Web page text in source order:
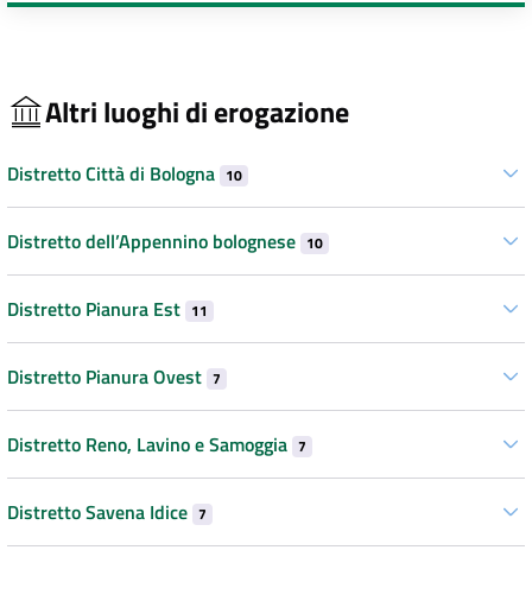
Altri luoghi di erogazione
Distretto Città di Bologna 10
Distretto dell’Appennino bolognese 10
Distretto Pianura Est 11
Distretto Pianura Ovest 7
Distretto Reno, Lavino e Samoggia 7
Distretto Savena Idice 7